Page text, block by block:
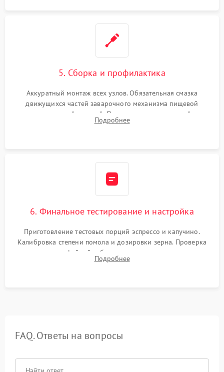
5. Сборка и профилактика
Аккуратный монтаж всех узлов. Обязательная смазка
движущихся частей заварочного механизма пищевой
силиконовой смазкой. Проведение программной
декальцинации и очистки системы от кофейных масел.
Подробнее
6. Финальное тестирование и настройка
Приготовление тестовых порций эспрессо и капучино.
Калибровка степени помола и дозировки зерна. Проверка
плотности кофейной таблетки, температуры напитка и
качества молочной пены. Контроль отсутствия посторонних
Подробнее
FAQ. Ответы на вопросы